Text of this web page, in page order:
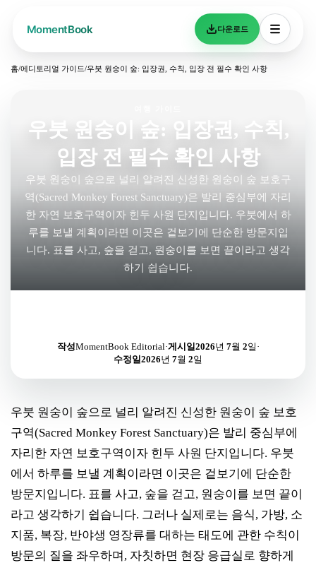
다운로드
홈/에디토리얼 가이드/우붓 원숭이 숲: 입장권, 수칙, 입장 전 필수 확인 사항
우붓 원숭이 숲: 입장권, 수칙,
입장 전 필수 확인 사항
우붓 원숭이 숲으로 널리 알려진 신성한 원숭이 숲 보호구
역(Sacred Monkey Forest Sanctuary)은 발리 중심부에 자리
한 자연 보호구역이자 힌두 사원 단지입니다. 우붓에서 하
루를 보낼 계획이라면 이곳은 겉보기에 단순한 방문지입
니다. 표를 사고, 숲을 걷고, 원숭이를 보면 끝이라고 생각
하기 쉽습니다.
작성MomentBook Editorial·게시일2026년 7월 2일 ·
수정일2026년 7월 2일
우붓 원숭이 숲으로 널리 알려진 신성한 원숭이 숲 보호
구역(Sacred Monkey Forest Sanctuary)은 발리 중심부에
자리한 자연 보호구역이자 힌두 사원 단지입니다. 우붓
에서 하루를 보낼 계획이라면 이곳은 겉보기에 단순한
방문지입니다. 표를 사고, 숲을 걷고, 원숭이를 보면 끝이
라고 생각하기 쉽습니다. 그러나 실제로는 음식, 가방, 소
지품, 복장, 반야생 영장류를 대하는 태도에 관한 수칙이
방문의 질을 좌우하며, 자칫하면 현장 응급실로 향하게